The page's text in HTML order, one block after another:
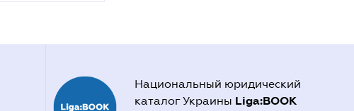
Национальный юридический
каталог Украины Liga:BOOK